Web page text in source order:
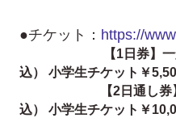
●チケット： https://
【1日券】
込） 小学生チケット￥
【2日通し券】一
込） 小学生チケット￥